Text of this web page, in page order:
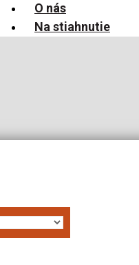
O nás
Na stiahnutie